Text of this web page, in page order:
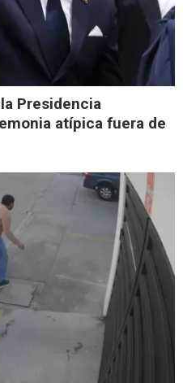
Presidencia
atípica fuera de